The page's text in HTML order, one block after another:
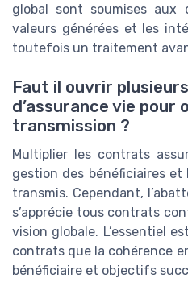
global sont soumises aux
valeurs générées et les
toutefois un traitement
Faut il ouvrir
d’assurance vie pour
transmission ?
Multiplier les contrats
gestion des bénéficiaires
transmis. Cependant,
s’apprécie tous contrats
vision globale. L’essentiel
contrats que la cohérence
bénéficiaire et objectifs